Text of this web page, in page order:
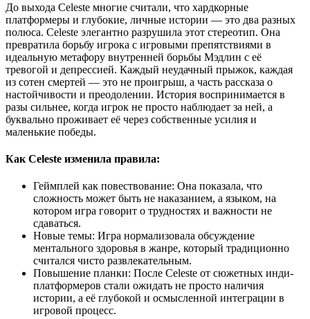
До выхода Celeste многие считали, что хардкорные
платформеры и глубокие, личные истории — это два разных
полюса. Celeste элегантно разрушила этот стереотип. Она
превратила борьбу игрока с игровыми препятствиями в
идеальную метафору внутренней борьбы Мэдлин с её
тревогой и депрессией. Каждый неудачный прыжок, каждая
из сотен смертей — это не проигрыш, а часть рассказа о
настойчивости и преодолении. История воспринимается в
разы сильнее, когда игрок не просто наблюдает за ней, а
буквально проживает её через собственные усилия и
маленькие победы.
Как Celeste изменила правила:
Геймплей как повествование: Она показала, что
сложность может быть не наказанием, а языком, на
котором игра говорит о трудностях и важности не
сдаваться.
Новые темы: Игра нормализовала обсуждение
ментального здоровья в жанре, который традиционно
считался чисто развлекательным.
Повышение планки: После Celeste от сюжетных инди-
платформеров стали ожидать не просто наличия
истории, а её глубокой и осмысленной интеграции в
игровой процесс.